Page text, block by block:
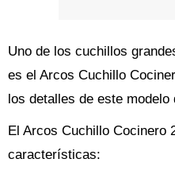
Uno de los cuchillos
es el Arcos Cuchillo
los detalles de este modelo
El Arcos Cuchillo Cocinero
características: